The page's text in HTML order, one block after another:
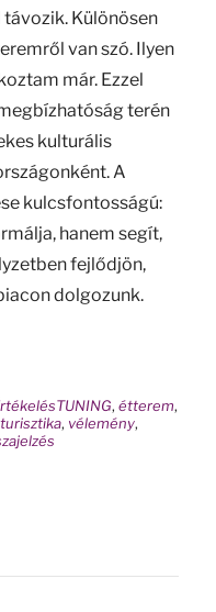
Különösen
van szó. Ilyen
már. Ezzel
terén
kulturális
A
kulcsfontosságú:
hanem segít,
fejlődjön,
dolgozunk.
, étterem,
turisztika, vélemény,